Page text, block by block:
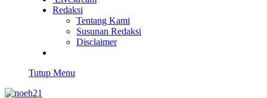
Redaksi
Tentang Kami
Susunan Redaksi
Disclaimer
Tutup Menu